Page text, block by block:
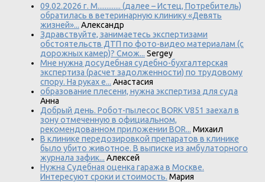
09.02.2026 г. М............. (далее – Истец, Потребитель)
обратилась в ветеринарную клинику «Девять
жизней»... Александр
Здравствуйте, занимаетесь экспертизами
обстоятельств ДТП по фото-видео материалам (с
дорожных камер)? Смож... Sergey
Мне нужна досудебная судебно-бухгалтерская
экспертиза (расчет задолженности) по трудовому
спору. На руках е... Анастасия
образование плесени, нужна экспертиза для суда
Анна
Добрый день. Робот-пылесос BORK V851 заехал в
зону отмеченную в официальном,
рекомендованном приложении BOR... Михаил
В клинике передозировкой препаратов в клинике
было убито животное. В выписке из амбулаторного
журнала зафик... Алексей
Нужна Судебная оценка гаража в Москве.
Интересуют сроки и стоимость. Мария